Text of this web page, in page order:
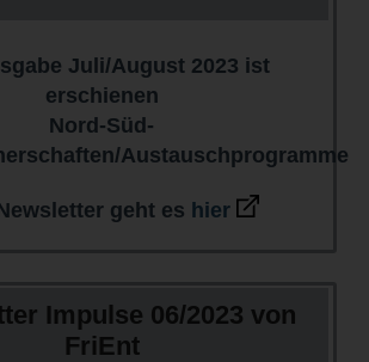
Juli/August 2023 ist
erschienen
Nord-Süd-
Austauschprogramme
geht es hier
Impulse 06/2023 von
FriEnt